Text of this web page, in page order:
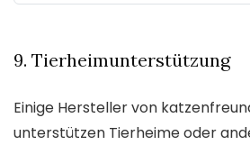
9. Tierheimunterstützung
Einige Hersteller von
unterstützen Tierheime oder